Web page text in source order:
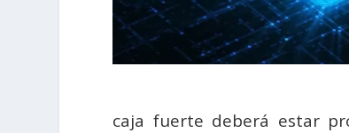
caja fuerte deberá estar